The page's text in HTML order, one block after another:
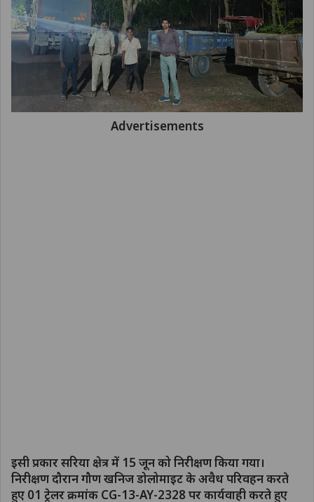
Advertisements
इसी प्रकार सरिया क्षेत्र में 15 जून को निरीक्षण किया गया।
निरीक्षण दौरान गौण खनिज डोलोमाइट के अवैध परिवहन करते
हुए 01 ट्रेलर क्रमांक CG-13-AY-2328 पर कार्यवाही करते हुए